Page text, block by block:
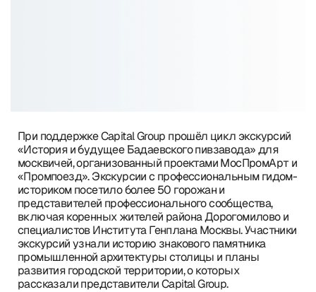
При поддержке Capital Group прошёл цикл экскурсий
«История и будущее Бадаевского пивзавода» для
москвичей, организованный проектами МосПромАрт и
«Промпоезд». Экскурсии с профессиональным гидом-
историком посетило более 50 горожан и
представителей профессионального сообщества,
включая коренных жителей района Дорогомилово и
специалистов Института Генплана Москвы. Участники
экскурсий узнали историю знакового памятника
промышленной архитектуры столицы и планы
развития городской территории, о которых
рассказали представители Capital Group.